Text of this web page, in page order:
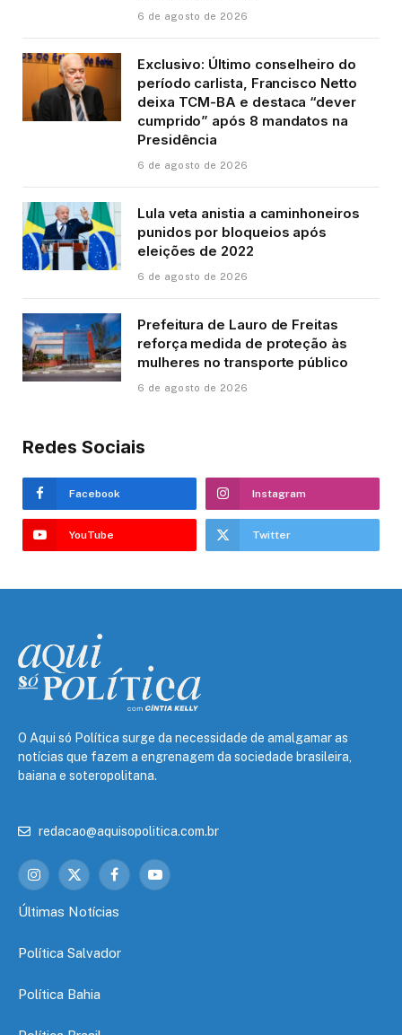
6 de agosto de 2026
Exclusivo: Último conselheiro do
período carlista, Francisco Netto
deixa TCM-BA e destaca “dever
cumprido” após 8 mandatos na
Presidência
6 de agosto de 2026
Lula veta anistia a caminhoneiros
punidos por bloqueios após
eleições de 2022
6 de agosto de 2026
Prefeitura de Lauro de Freitas
reforça medida de proteção às
mulheres no transporte público
6 de agosto de 2026
Redes Sociais
Facebook Instagram
YouTube Twitter
O Aqui só Política surge da necessidade de amalgamar as
notícias que fazem a engrenagem da sociedade brasileira,
baiana e soteropolitana.
redacao@aquisopolitica.com.br
Instagram
X
FacebookYouTube
Últimas Notícias
Política Salvador
Política Bahia